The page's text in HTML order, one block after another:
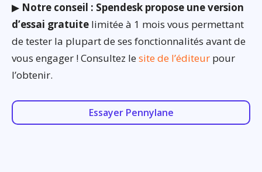
▶ Notre conseil : Spendesk propose une version
d’essai gratuite limitée à 1 mois vous permettant
de tester la plupart de ses fonctionnalités avant de
vous engager ! Consultez lesite de l’éditeur pour
l’obtenir.
Essayer Pennylane